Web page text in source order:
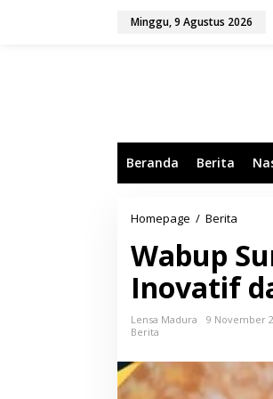
Minggu, 9 Agustus 2026
Beranda Berita
Homepage / Berita
b
u
p
u
n
e
Wabup
Inovatif
Lensa Madura
9 November
Berita